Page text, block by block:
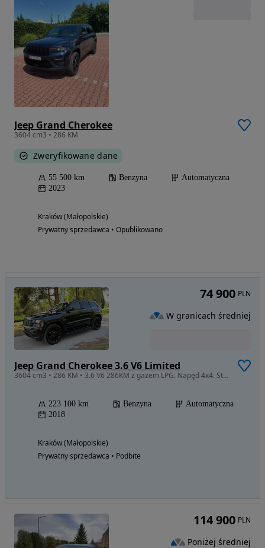
Jeep Grand Cherokee
3604 cm3 • 286 KM
Zweryfikowane dane
55 500 km Benzyna
Automatyczna
2023
Kraków (Małopolskie)
Prywatny sprzedawca • Opublikowano
Jeep Grand Cherokee 3.6 V6 Limited
3604 cm3 • 286 KM • 3.6 V6 286KM z gazem LPG. Napęd 4x4. Stan bardzo dobry. Garażowany.
223 100 km Benzyna
Automatyczna
2018
Kraków (Małopolskie)
Prywatny sprzedawca • Podbite
74 900 PLN
W granicach średniej
114 900 PLN
Poniżej średniej